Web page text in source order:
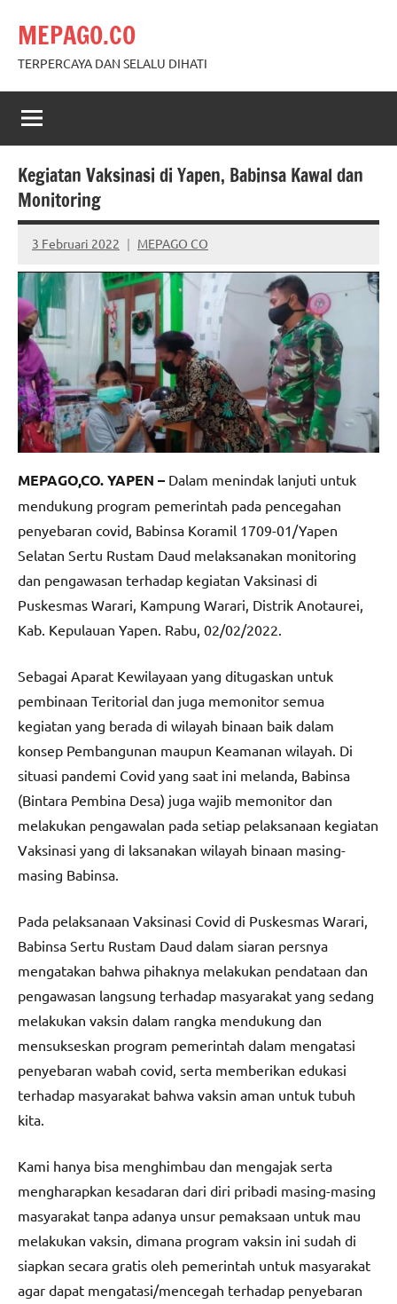
content
MEPAGO.CO
TERPERCAYA DAN SELALU DIHATI
Kegiatan Vaksinasi di Yapen, Babinsa Kawal dan
Monitoring
3 Februari 2022 MEPAGO CO
No
comments
MEPAGO,CO. YAPEN – Dalam menindak lanjuti untuk
mendukung program pemerintah pada pencegahan
penyebaran covid, Babinsa Koramil 1709-01/Yapen
Selatan Sertu Rustam Daud melaksanakan monitoring
dan pengawasan terhadap kegiatan Vaksinasi di
Puskesmas Warari, Kampung Warari, Distrik Anotaurei,
Kab. Kepulauan Yapen. Rabu, 02/02/2022.
Sebagai Aparat Kewilayaan yang ditugaskan untuk
pembinaan Teritorial dan juga memonitor semua
kegiatan yang berada di wilayah binaan baik dalam
konsep Pembangunan maupun Keamanan wilayah. Di
situasi pandemi Covid yang saat ini melanda, Babinsa
(Bintara Pembina Desa) juga wajib memonitor dan
melakukan pengawalan pada setiap pelaksanaan kegiatan
Vaksinasi yang di laksanakan wilayah binaan masing-
masing Babinsa.
Pada pelaksanaan Vaksinasi Covid di Puskesmas Warari,
Babinsa Sertu Rustam Daud dalam siaran persnya
mengatakan bahwa pihaknya melakukan pendataan dan
pengawasan langsung terhadap masyarakat yang sedang
melakukan vaksin dalam rangka mendukung dan
mensukseskan program pemerintah dalam mengatasi
penyebaran wabah covid, serta memberikan edukasi
terhadap masyarakat bahwa vaksin aman untuk tubuh
kita.
Kami hanya bisa menghimbau dan mengajak serta
mengharapkan kesadaran dari diri pribadi masing-masing
masyarakat tanpa adanya unsur pemaksaan untuk mau
melakukan vaksin, dimana program vaksin ini sudah di
siapkan secara gratis oleh pemerintah untuk masyarakat
agar dapat mengatasi/mencegah terhadap penyebaran